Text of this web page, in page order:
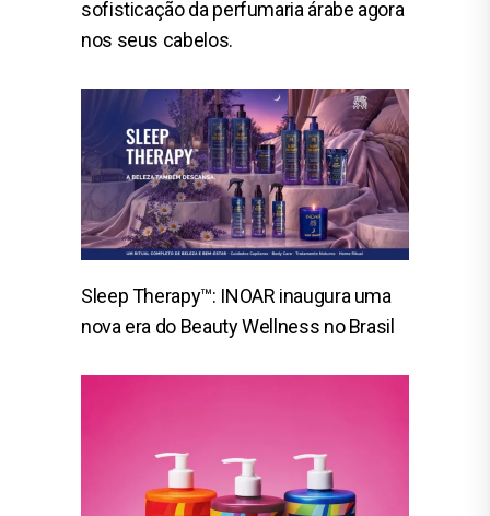
sofisticação da perfumaria árabe agora
nos seus cabelos.
Sleep Therapy™: INOAR inaugura uma
nova era do Beauty Wellness no Brasil